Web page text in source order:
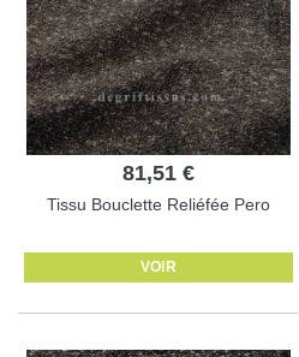
81,51 €
Tissu Bouclette Reliéfée Pero
VOIR